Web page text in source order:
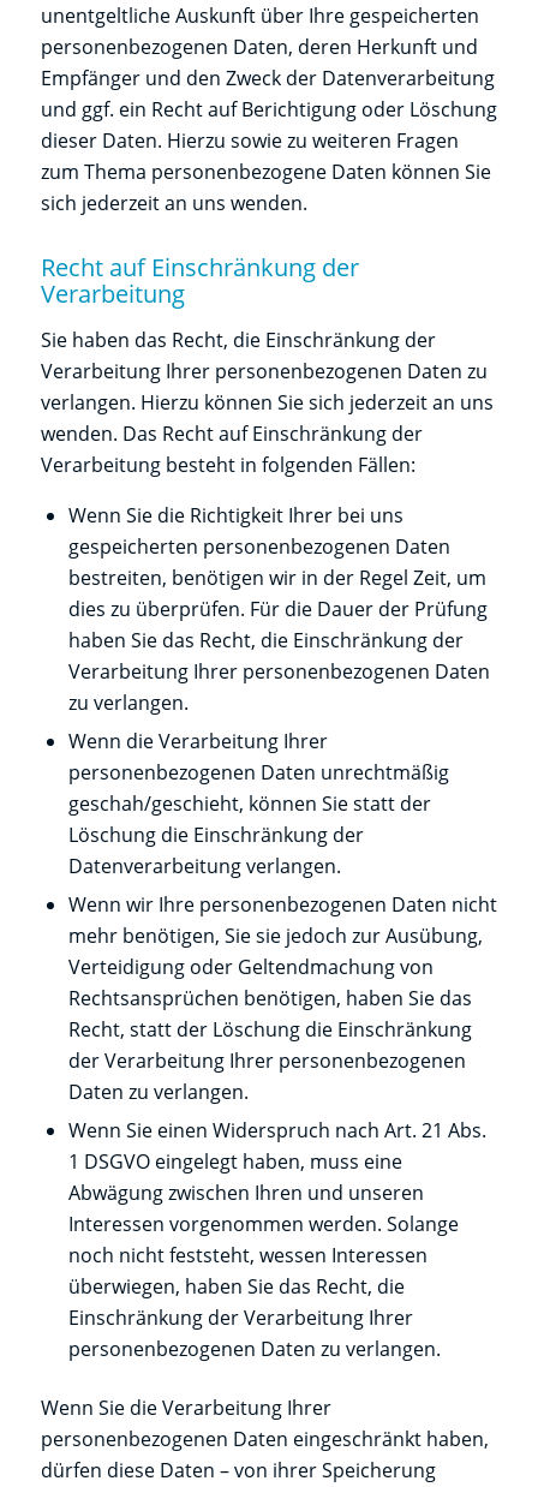
unentgeltliche Auskunft über Ihre gespeicherten
personenbezogenen Daten, deren Herkunft und
Empfänger und den Zweck der Datenverarbeitung
und ggf. ein Recht auf Berichtigung oder Löschung
dieser Daten. Hierzu sowie zu weiteren Fragen
zum Thema personenbezogene Daten können Sie
sich jederzeit an uns wenden.
Recht auf Einschränkung der
Verarbeitung
Sie haben das Recht, die Einschränkung der
Verarbeitung Ihrer personenbezogenen Daten zu
verlangen. Hierzu können Sie sich jederzeit an uns
wenden. Das Recht auf Einschränkung der
Verarbeitung besteht in folgenden Fällen:
Wenn Sie die Richtigkeit Ihrer bei uns
gespeicherten personenbezogenen Daten
bestreiten, benötigen wir in der Regel Zeit, um
dies zu überprüfen. Für die Dauer der Prüfung
haben Sie das Recht, die Einschränkung der
Verarbeitung Ihrer personenbezogenen Daten
zu verlangen.
Wenn die Verarbeitung Ihrer
personenbezogenen Daten unrechtmäßig
geschah/geschieht, können Sie statt der
Löschung die Einschränkung der
Datenverarbeitung verlangen.
Wenn wir Ihre personenbezogenen Daten nicht
mehr benötigen, Sie sie jedoch zur Ausübung,
Verteidigung oder Geltendmachung von
Rechtsansprüchen benötigen, haben Sie das
Recht, statt der Löschung die Einschränkung
der Verarbeitung Ihrer personenbezogenen
Daten zu verlangen.
Wenn Sie einen Widerspruch nach Art. 21 Abs.
1 DSGVO eingelegt haben, muss eine
Abwägung zwischen Ihren und unseren
Interessen vorgenommen werden. Solange
noch nicht feststeht, wessen Interessen
überwiegen, haben Sie das Recht, die
Einschränkung der Verarbeitung Ihrer
personenbezogenen Daten zu verlangen.
Wenn Sie die Verarbeitung Ihrer
personenbezogenen Daten eingeschränkt haben,
dürfen diese Daten – von ihrer Speicherung